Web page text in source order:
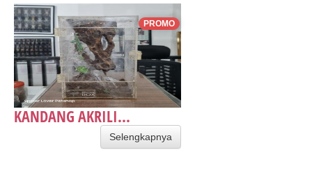
PROMO
KANDANG AKRILI...
Selengkapnya